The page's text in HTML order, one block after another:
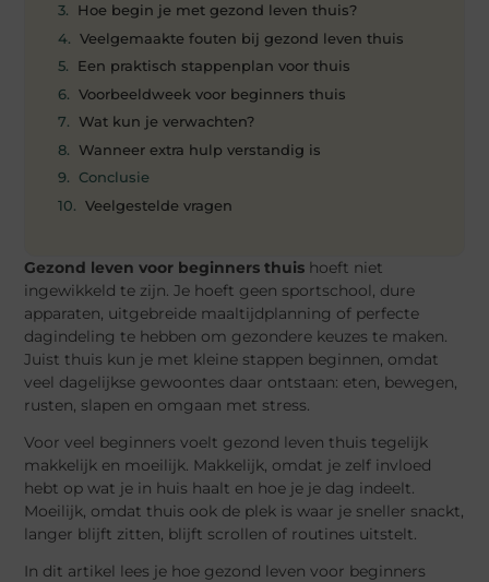
Hoe begin je met gezond leven thuis?
Veelgemaakte fouten bij gezond leven thuis
Een praktisch stappenplan voor thuis
Voorbeeldweek voor beginners thuis
Wat kun je verwachten?
Wanneer extra hulp verstandig is
Conclusie
Veelgestelde vragen
Gezond leven voor beginners thuis hoeft niet
ingewikkeld te zijn. Je hoeft geen sportschool, dure
apparaten, uitgebreide maaltijdplanning of perfecte
dagindeling te hebben om gezondere keuzes te maken.
Juist thuis kun je met kleine stappen beginnen, omdat
veel dagelijkse gewoontes daar ontstaan: eten, bewegen,
rusten, slapen en omgaan met stress.
Voor veel beginners voelt gezond leven thuis tegelijk
makkelijk en moeilijk. Makkelijk, omdat je zelf invloed
hebt op wat je in huis haalt en hoe je je dag indeelt.
Moeilijk, omdat thuis ook de plek is waar je sneller snackt,
langer blijft zitten, blijft scrollen of routines uitstelt.
In dit artikel lees je hoe gezond leven voor beginners